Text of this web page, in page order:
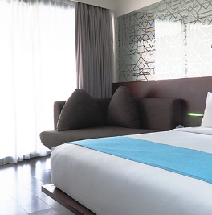
Seminyak, 80361 Bali – Indonesia
seminyak.com